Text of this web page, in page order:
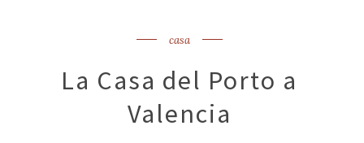
casa
La Casa del Porto a
Valencia